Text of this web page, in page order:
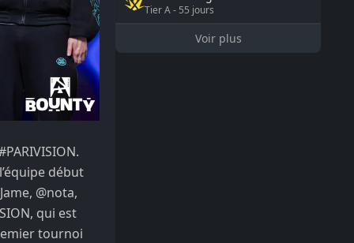
.
début
, @nota,
, qui est
tournoi
TierA- 55 jours
Voir plus